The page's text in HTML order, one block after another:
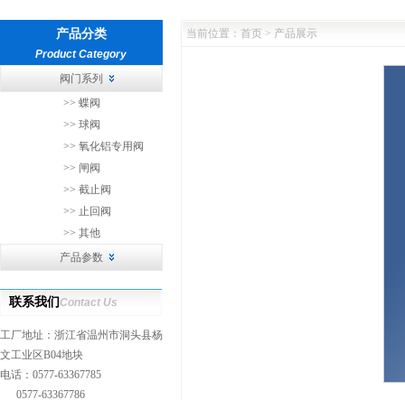
产品分类
Product Category
阀门系列
>> 蝶阀
>> 球阀
>> 氧化铝专用阀
>> 闸阀
>> 截止阀
>> 止回阀
>> 其他
产品参数
联系我们Contact Us
工厂地址：浙江省温州市洞头县杨
文工业区B04地块
电话：0577-63367785
0577-63367786
当前位置：首页 > 产品展示